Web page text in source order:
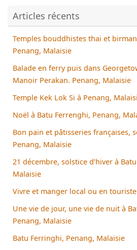
Articles récents
Temples bouddhistes thai et
Penang, Malaisie
Balade en ferry puis dans
Manoir Perakan. Penang, Malaisie
Temple Kek Lok Si à Penang,
Noël à Batu Ferrenghi, Penang,
Bon pain et pâtisseries françaises,
Penang, Malaisie
21 décembre, solstice d’hiver à
Malaisie
Vivre et manger local ou en
Une vie de jour, une vie de nuit à
Penang, Malaisie
Batu Ferringhi, Penang, Malaisie